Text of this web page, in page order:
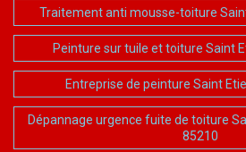
Traitement anti mousse-toiture
Peinture sur tuile et toiture Saint
Entreprise de peinture Saint
Dépannage urgence fuite de toiture
85210